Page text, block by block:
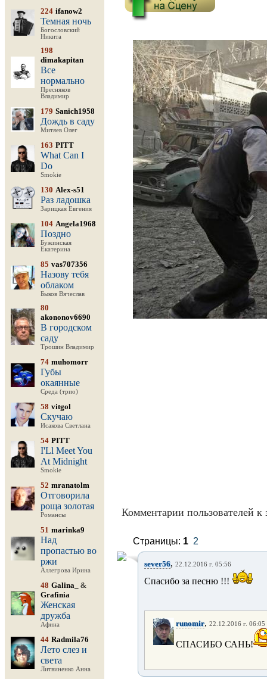
224 ifanow2
Темная ночь
Богословский
Никита
198
dimakapitan
Все
нормально
Пресняков
Владимир
179 Sanich1958
Дождь в саду
Митяев Олег
163 PITT
What Can I
Do
Smokie
130 Alex-s51
Раз ладошка
Зарицкая Евгения
104 Angela1968
Поздно
Бужинская
Екатерина
85 vas707356
Назову тебя
облаком
Быков Вячеслав
80
akononov6690
В городском
саду
Трошин Владимир
74 muhomorr
Губы
окаянные
Среда (трио)
58 vitgol
Скучаю
Исакова Светлана
54 PITT
I'Ll Meet You
At Midnight
Smokie
52 mranatolm
Отговорила
роща золотая
Романсы
51 marinka9
Над
пропастью во
ржи
Аллегрова Ирина
48 Galina_
&
Grafinia
Женская
дружба
Афина
44 Radmila76
Лето слез и
света
Литвиненко Анна
Комментарии пользователей к
Страницы: 1 2
sever56, 22.12.2016 г. 05:56
Спасибо за песню !!!
runomir, 22.12.2016 г. 06:05
СПАСИБО САНЬ!